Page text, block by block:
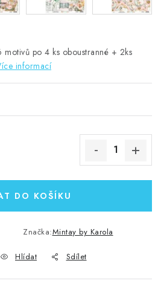
po 4 ks oboustranné + 2ks
informací
DO KOŠÍKU
Značka:Mintay by Karola
Hlídat Sdílet